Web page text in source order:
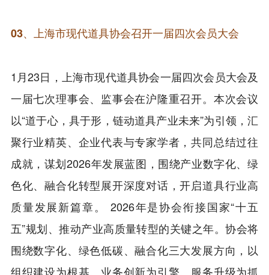
03、上海市现代道具协会召开一届四次会员大会
1月23日，上海市现代道具协会一届四次会员大会及
一届七次理事会、监事会在沪隆重召开。本次会议
以“道于心，具于形，链动道具产业未来”为引领，汇
聚行业精英、企业代表与专家学者，共同总结过往
成就，谋划2026年发展蓝图，围绕产业数字化、绿
色化、融合化转型展开深度对话，开启道具行业高
质量发展新篇章。 2026年是协会衔接国家“十五
五”规划、推动产业高质量转型的关键之年。协会将
围绕数字化、绿色低碳、融合化三大发展方向，以
组织建设为根基、业务创新为引擎、服务升级为抓